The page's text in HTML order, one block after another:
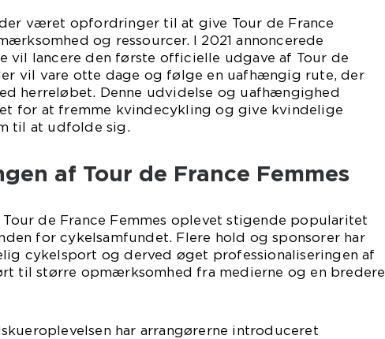
der været opfordringer til at give Tour de France
og ressourcer. I 2021 annoncerede
vil lancere den første officielle udgave af Tour de
vil vare otte dage og følge en uafhængig rute, der
herreløbet. Denne udvidelse og uafhængighed
for at fremme kvindecykling og give kvindelige
til at udfolde sig.
af Tour de France Femmes
Tour de France Femmes oplevet stigende popularitet
for cykelsamfundet. Flere hold og sponsorer har
cykelsport og derved øget professionaliseringen af
til større opmærksomhed fra medierne og en bredere
har arrangørerne introduceret